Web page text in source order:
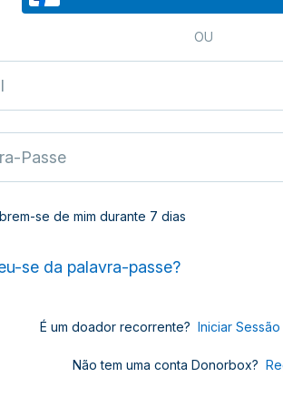
OU
se de mim durante 7 dias
se da palavra-passe?
É um doador recorrente? Iniciar
Não tem uma conta Donorbox?